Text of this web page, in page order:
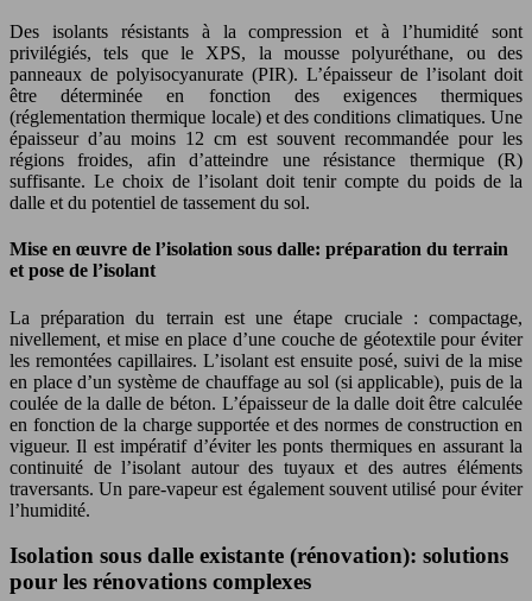
Des isolants résistants à la compression et à l’humidité sont
privilégiés, tels que le XPS, la mousse polyuréthane, ou des
panneaux de polyisocyanurate (PIR). L’épaisseur de l’isolant doit
être déterminée en fonction des exigences thermiques
(réglementation thermique locale) et des conditions climatiques. Une
épaisseur d’au moins 12 cm est souvent recommandée pour les
régions froides, afin d’atteindre une résistance thermique (R)
suffisante. Le choix de l’isolant doit tenir compte du poids de la
dalle et du potentiel de tassement du sol.
Mise en œuvre de l’isolation sous dalle: préparation du terrain
et pose de l’isolant
La préparation du terrain est une étape cruciale : compactage,
nivellement, et mise en place d’une couche de géotextile pour éviter
les remontées capillaires. L’isolant est ensuite posé, suivi de la mise
en place d’un système de chauffage au sol (si applicable), puis de la
coulée de la dalle de béton. L’épaisseur de la dalle doit être calculée
en fonction de la charge supportée et des normes de construction en
vigueur. Il est impératif d’éviter les ponts thermiques en assurant la
continuité de l’isolant autour des tuyaux et des autres éléments
traversants. Un pare-vapeur est également souvent utilisé pour éviter
l’humidité.
Isolation sous dalle existante (rénovation): solutions
pour les rénovations complexes